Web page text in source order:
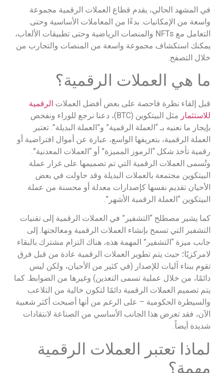
في المشهد الحالي، يقدم قطاع العملات الرقمية مجموعة
واسعة من الإمكانيات. بدءًا من المعاملات الأساسية وحتى
التعامل مع NFTs والمنصات الرياضية وحتى تطبيقات الألعاب،
يمكنك استكشاف مجموعة واسعة من المنصات والتجارب من
خلال التصفح.
ما هي العملات الرقمية؟
قبل إلقاء نظرة فاحصة على بعض أفضل العملات الرقمية
للاستثمار
مثل البيتكوين (BTC)، دعنا نرجع للوراء ونفحص
بإيجاز ما نعنيه بـ “العملة الرقمية” و”العملة البديلة”. تعتبر
العملة الرقمية، بتعريفها الواسع، عبارة عن أموال افتراضية أو
رقمية تأخذ شكل “الرموز المميزة” أو “العملات المعدنية”.
وتُسمى العملات الرقمية التي تم تصميمها على غرار عملة
البيتكوين مجتمعة بالعملات البديلة وقد حاولت في بعض
الأحيان تقديم نفسها كإصدارات معدلة أو محسنة من عملة
البيتكوين “العملة الرقمية الأشهر”.
كما يشير مصطلح “التشفير” في العملات الرقمية إلى تقنيات
التشفير التي تسمح بإنشاء العملات الرقمية ومعالجتها. إلى
جانب ميزة “التشفير” المهمة هذه، هناك التزام مشترك بالبقاء
لامركزيًا؛ حيث يتم تطوير العملات الرقمية عادة من قبل فرق
تقوم ببناء آليات للإصدار (في كثير من الأحيان، ولكن ليس
دائمًا، من خلال عملية تسمى التعدين) وغيرها من الضوابط. كما
يتم تصميم العملات الرقمية دائمًا لتكون خالية من التلاعب
والسيطرة الحكومية – على الرغم من أنها أصبحت أكثر شعبية
الآن، فقد تعرض هذا الجانب الأساسي من الصناعة لانتقادات
شديدة أيضاً.
لماذا تعتبر العملات الرقمية
مهمة؟